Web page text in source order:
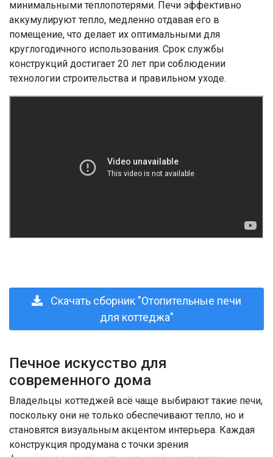
минимальными теплопотерями. Печи эффективно
аккумулируют тепло, медленно отдавая его в
помещение, что делает их оптимальными для
круглогодичного использования. Срок службы
конструкций достигает 20 лет при соблюдении
технологии строительства и правильном уходе.
Скачать сборник "Отопительные печи
для коттеджа"
Печное искусство для
современного дома
Владельцы коттеджей всё чаще выбирают такие печи,
поскольку они не только обеспечивают тепло, но и
становятся визуальным акцентом интерьера. Каждая
конструкция продумана с точки зрения